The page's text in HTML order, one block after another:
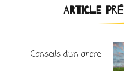
Navigation
d'article
ARTICLE
Conseils d’un arbre